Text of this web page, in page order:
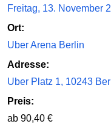
Freitag, 13. November
Ort:
Uber Arena Berlin
Adresse:
Uber Platz 1, 10243
Preis:
ab 90,40 €